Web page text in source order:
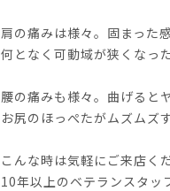
肩の痛みは様々。固まった
何となく可動域が狭くなっ
腰の痛みも様々。曲げると
お尻のほっぺたがムズムズ
こんな時は気軽にご来店く
10年以上のベテランスタッ